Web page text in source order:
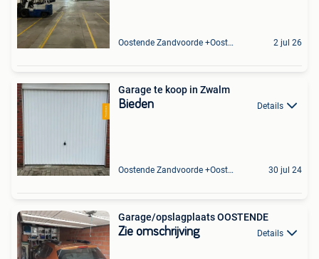
Oostende Zandvoorde +Oostende 2 jul 26
Garage te koop in Zwalm
Bieden Details
Oostende Zandvoorde +Oostende 30 jul 24
Garage/opslagplaats OOSTENDE
Zie omschrijving Details